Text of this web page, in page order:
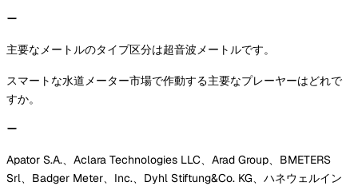
主要なメートルのタイプ区分は超音波メートルです。
スマートな水道メーター市場で作動する主要なプレーヤーはどれで
すか。
Apator S.A.、Aclara Technologies LLC、Arad Group、BMETERS
Srl、Badger Meter、Inc.、Dyhl Stiftung&Co. KG、ハネウェルイン